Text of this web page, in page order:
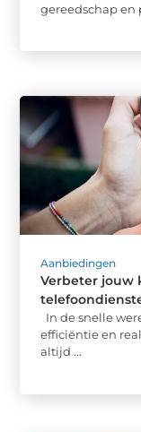
gereedschap en
Aanbiedingen
Verbeter jouw
In de snelle
efficiëntie en
altijd ...